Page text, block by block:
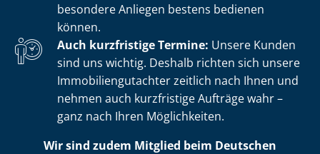
besondere Anliegen bestens bedienen
können.
Auch kurzfristige Termine: Unsere Kunden
sind uns wichtig. Deshalb richten sich unsere
Im­mo­bi­li­en­gut­ach­ter zeitlich nach Ihnen und
nehmen auch kurzfristige Aufträge wahr –
ganz nach Ihren Möglichkeiten.
Wir sind zudem Mitglied beim Deutschen